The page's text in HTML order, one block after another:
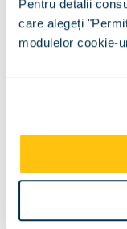
Pentru detalii
care alegeți
modulelor cookie-